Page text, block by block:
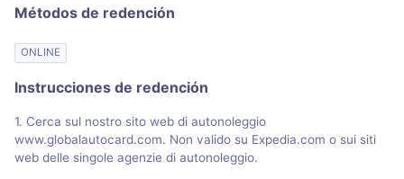
Métodos de redención
ONLINE
Instrucciones de redención
1. Cerca sul nostro sito web di autonoleggio
www.globalautocard.com. Non valido su Expedia.com o sui siti
web delle singole agenzie di autonoleggio.